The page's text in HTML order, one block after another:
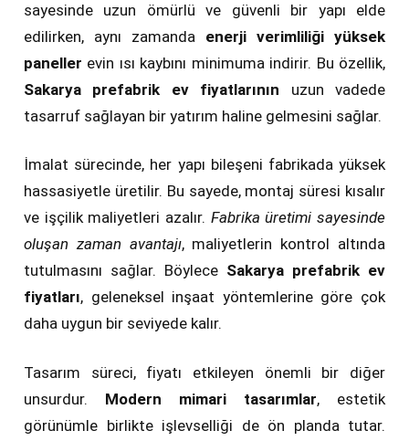
sayesinde uzun ömürlü ve güvenli bir yapı elde
edilirken, aynı zamanda enerji verimliliği yüksek
paneller evin ısı kaybını minimuma indirir. Bu özellik,
Sakarya prefabrik ev fiyatlarının uzun vadede
tasarruf sağlayan bir yatırım haline gelmesini sağlar.
İmalat sürecinde, her yapı bileşeni fabrikada yüksek
hassasiyetle üretilir. Bu sayede, montaj süresi kısalır
ve işçilik maliyetleri azalır. Fabrika üretimi sayesinde
oluşan zaman avantajı, maliyetlerin kontrol altında
tutulmasını sağlar. Böylece Sakarya prefabrik ev
fiyatları, geleneksel inşaat yöntemlerine göre çok
daha uygun bir seviyede kalır.
Tasarım süreci, fiyatı etkileyen önemli bir diğer
unsurdur. Modern mimari tasarımlar, estetik
görünümle birlikte işlevselliği de ön planda tutar.